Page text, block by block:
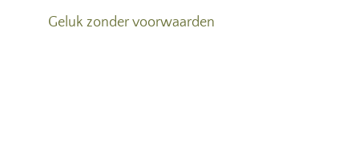
Geluk zonder voorwaarden